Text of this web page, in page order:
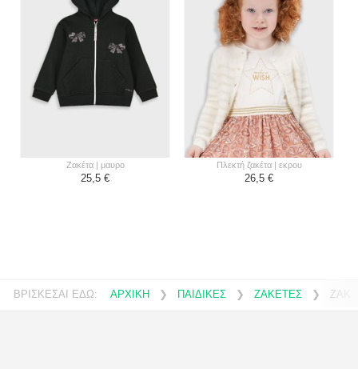
ζακέτα | μαυρο
25,5 €
πλεκτή ζακέτα | εκρου
26,5 €
ΒΡΙΣΚΕΣΑΙ ΕΔΩ: ΑΡΧΙΚΗ ❯ ΠΑΙΔΙΚΕΣ ❯ ΖΑΚΕΤΕΣ ❯